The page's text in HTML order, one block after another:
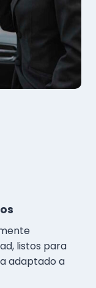
listos para
adaptado a